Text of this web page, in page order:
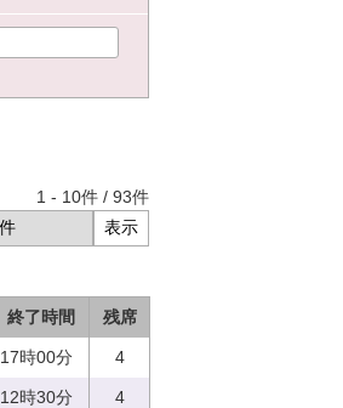
1 - 10件 / 93件
終了時間 残席
17時00分 4
12時30分 4